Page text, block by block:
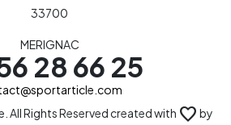
33700
MERIGNAC
28 66 25
Rights Reserved created with favorite by